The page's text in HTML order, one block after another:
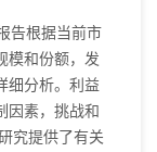
告根据当前市
模和份额，发
细分析。利益
因素，挑战和
究提供了有关